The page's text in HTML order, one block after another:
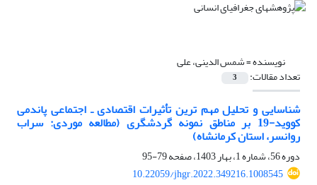
نویسنده =شمس الدینی، علی
تعداد مقالات: 3
شناسایی و تحلیل مهم ترین تأثیرات اقتصادی ـ اجتماعی پاندمی
کووید-19 بر مناطق نمونه گردشگری (مطالعه موردی: سراب
روانسر، استان کرمانشاه)
دوره 56، شماره 1، بهار 1403، صفحه
79-95
10.22059/jhgr.2022.349216.1008545